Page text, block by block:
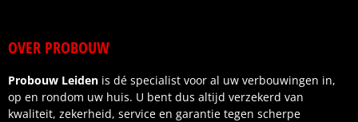
OVER PROBOUW
Probouw Leiden is dé specialist voor al uw verbouwingen in,
op en rondom uw huis. U bent dus altijd verzekerd van
kwaliteit, zekerheid, service en garantie tegen scherpe